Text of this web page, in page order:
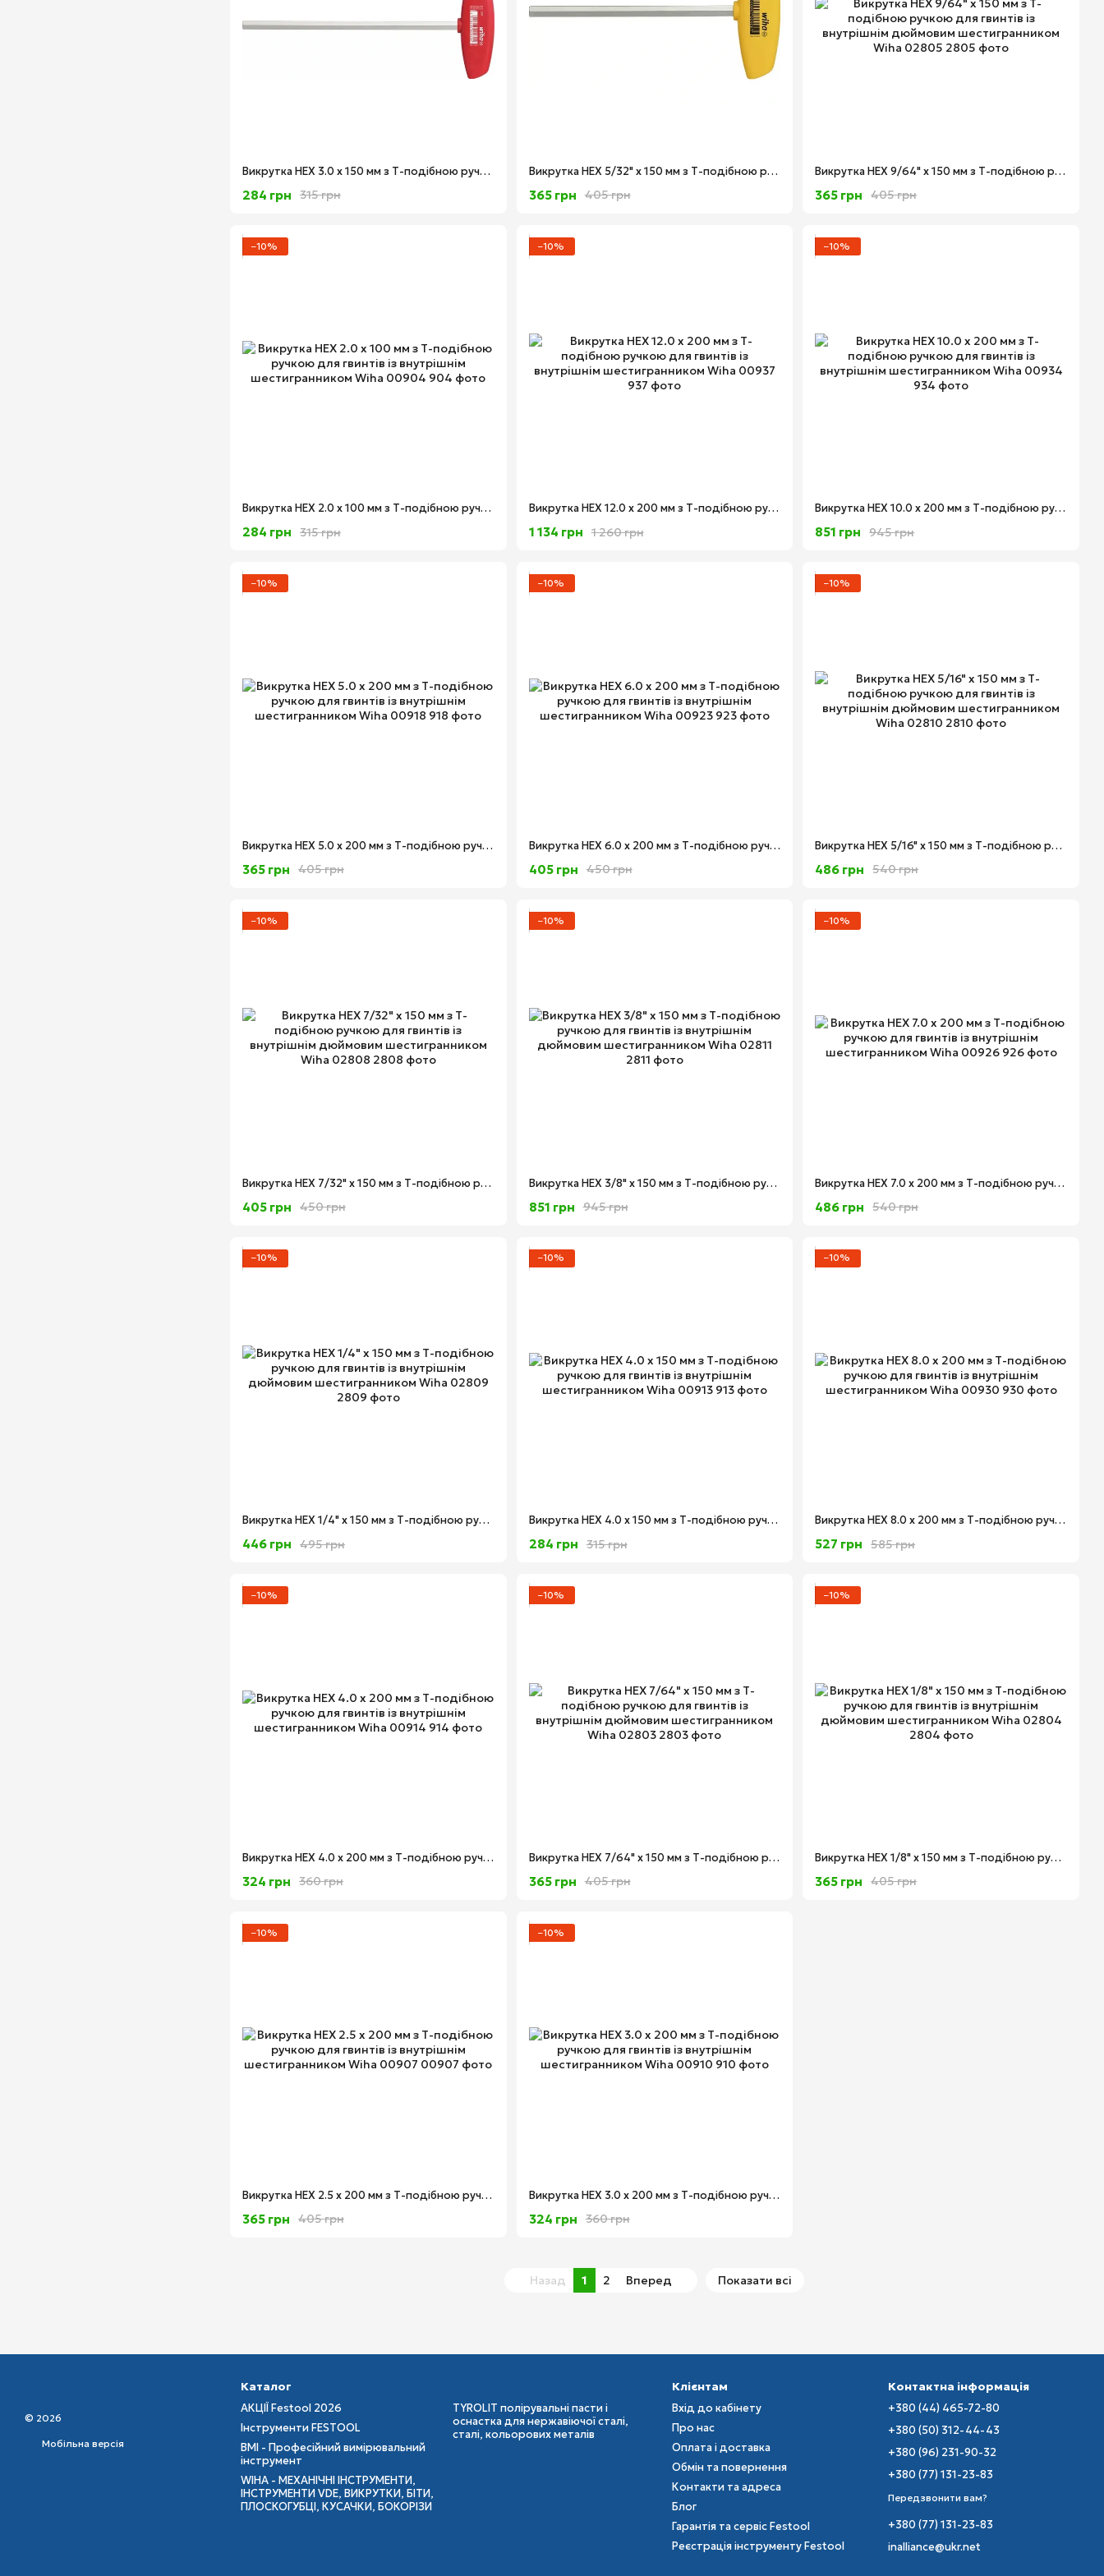
Викрутка HEX 3.0 x 150 мм з Т-подібною ручкою для гвинтів із внутрішнім шестигранником Wiha 00909
315 грн
284 грн
Викрутка HEX 5/32" x 150 мм з Т-подібною ручкою для гвинтів із внутрішнім дюймовим шестигранником Wiha 02806
405 грн
365 грн
Викрутка HEX 9/64" x 150 мм з Т-подібною ручкою для гвинтів із внутрішнім дюймовим шестигранником Wiha 02805
405 грн
365 грн
−10%
Викрутка HEX 2.0 x 100 мм з Т-подібною ручкою для гвинтів із внутрішнім шестигранником Wiha 00904
315 грн
284 грн
−10%
Викрутка HEX 12.0 x 200 мм з Т-подібною ручкою для гвинтів із внутрішнім шестигранником Wiha 00937
1 260 грн
1 134 грн
−10%
Викрутка HEX 10.0 x 200 мм з Т-подібною ручкою для гвинтів із внутрішнім шестигранником Wiha 00934
945 грн
851 грн
−10%
Викрутка HEX 5.0 x 200 мм з Т-подібною ручкою для гвинтів із внутрішнім шестигранником Wiha 00918
405 грн
365 грн
−10%
Викрутка HEX 6.0 x 200 мм з Т-подібною ручкою для гвинтів із внутрішнім шестигранником Wiha 00923
450 грн
405 грн
−10%
Викрутка HEX 5/16" x 150 мм з Т-подібною ручкою для гвинтів із внутрішнім дюймовим шестигранником Wiha 02810
540 грн
486 грн
−10%
Викрутка HEX 7/32" x 150 мм з Т-подібною ручкою для гвинтів із внутрішнім дюймовим шестигранником Wiha 02808
450 грн
405 грн
−10%
Викрутка HEX 3/8" x 150 мм з Т-подібною ручкою для гвинтів із внутрішнім дюймовим шестигранником Wiha 02811
945 грн
851 грн
−10%
Викрутка HEX 7.0 x 200 мм з Т-подібною ручкою для гвинтів із внутрішнім шестигранником Wiha 00926
540 грн
486 грн
−10%
Викрутка HEX 1/4" x 150 мм з Т-подібною ручкою для гвинтів із внутрішнім дюймовим шестигранником Wiha 02809
495 грн
446 грн
−10%
Викрутка HEX 4.0 x 150 мм з Т-подібною ручкою для гвинтів із внутрішнім шестигранником Wiha 00913
315 грн
284 грн
−10%
Викрутка HEX 8.0 x 200 мм з Т-подібною ручкою для гвинтів із внутрішнім шестигранником Wiha 00930
585 грн
527 грн
−10%
Викрутка HEX 4.0 x 200 мм з Т-подібною ручкою для гвинтів із внутрішнім шестигранником Wiha 00914
360 грн
324 грн
−10%
Викрутка HEX 7/64" x 150 мм з Т-подібною ручкою для гвинтів із внутрішнім дюймовим шестигранником Wiha 02803
405 грн
365 грн
−10%
Викрутка HEX 1/8" x 150 мм з Т-подібною ручкою для гвинтів із внутрішнім дюймовим шестигранником Wiha 02804
405 грн
365 грн
−10%
Викрутка HEX 2.5 x 200 мм з Т-подібною ручкою для гвинтів із внутрішнім шестигранником Wiha 00907
405 грн
365 грн
−10%
Викрутка HEX 3.0 x 200 мм з Т-подібною ручкою для гвинтів із внутрішнім шестигранником Wiha 00910
360 грн
324 грн
Назад 1 2 Вперед Показати всі
© 2026
Мобільна версія
Каталог
АКЦІЇ Festool 2026
Інструменти FESTOOL
BMI - Професійний вимірювальний
інструмент
WIHA - МЕХАНІЧНІ ІНСТРУМЕНТИ,
ІНСТРУМЕНТИ VDE, ВИКРУТКИ, БІТИ,
ПЛОСКОГУБЦІ, КУСАЧКИ, БОКОРІЗИ
TYROLIT полірувальні пасти і
оснастка для нержавіючої сталі,
сталі, кольорових металів
Клієнтам
Вхід до кабінету
Про нас
Оплата і доставка
Обмін та повернення
Контакти та адреса
Блог
Гарантія та сервіс Festool
Реєстрація інструменту Festool
Контактна інформація
+380 (44) 465-72-80
+380 (50) 312-44-43
+380 (96) 231-90-32
+380 (77) 131-23-83
Передзвонити вам?
+380 (77) 131-23-83
inalliance@ukr.net